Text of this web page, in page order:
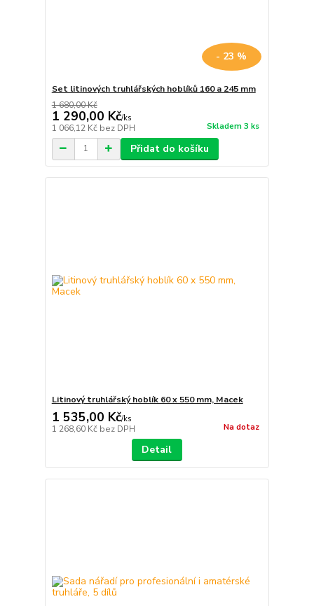
- 23 %
Set litinových truhlářských hoblíků 160 a 245 mm
1 680,00 Kč
1 290,00 Kč/ks
1 066,12 Kč bez DPH Skladem 3 ks
Přidat do košíku
Litinový truhlářský hoblík 60 x 550 mm, Macek
1 535,00 Kč/ks
1 268,60 Kč bez DPH Na dotaz
Detail